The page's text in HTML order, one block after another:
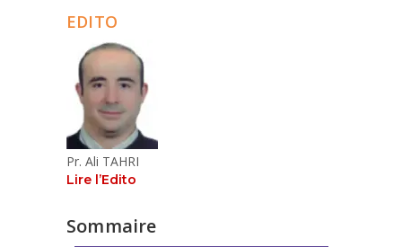
EDITO
Pr. Ali TAHRI
Lire l’Edito
Sommaire